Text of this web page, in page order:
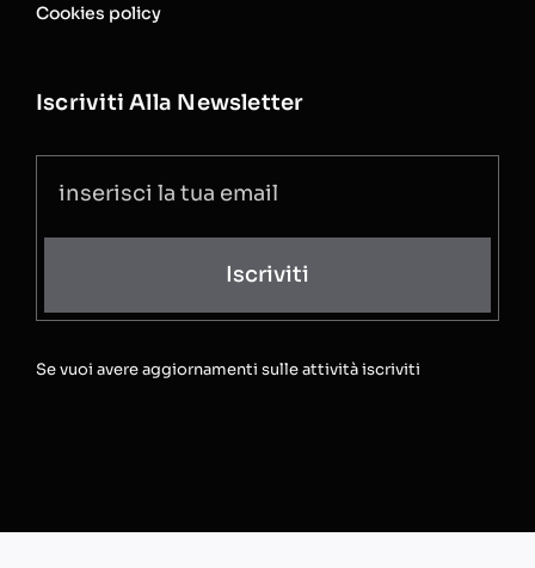
Cookies policy
Iscriviti Alla Newsletter
Iscriviti
Se vuoi avere aggiornamenti sulle attività iscriviti